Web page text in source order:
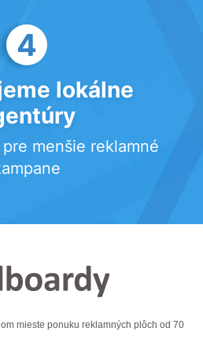
4
lokálne
menšie reklamné
mieste ponuku reklamných plôch od 70